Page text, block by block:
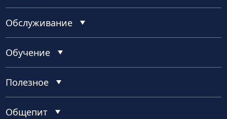
Обслуживание
Обучение
Полезное
Общепит